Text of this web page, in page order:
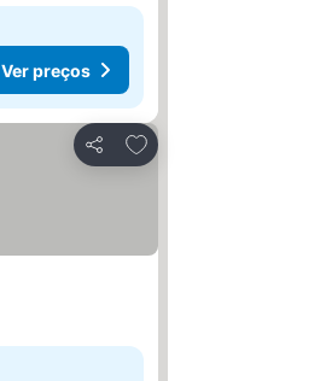
Ver preços
Partilhar
Adicionar aos favoritos